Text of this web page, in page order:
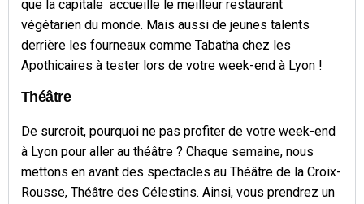
que la capitale accueille le meilleur restaurant
végétarien du monde. Mais aussi de jeunes talents
derrière les fourneaux comme Tabatha chez les
Apothicaires à tester lors de votre week-end à Lyon !
Théâtre
De surcroit, pourquoi ne pas profiter de votre week-end
à Lyon pour aller au théâtre ? Chaque semaine, nous
mettons en avant des spectacles au Théâtre de la Croix-
Rousse, Théâtre des Célestins. Ainsi, vous prendrez un